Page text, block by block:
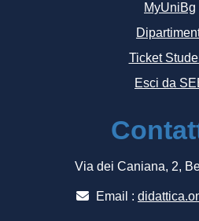
MyUniBg
Ticket
Esci da
Via dei Caniana, 2,
Email :